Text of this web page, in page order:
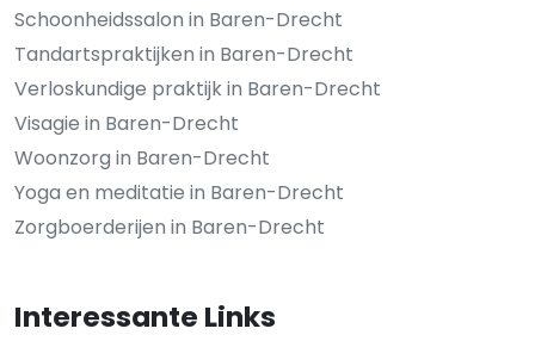
Schoonheidssalon in Baren-Drecht
Tandartspraktijken in Baren-Drecht
Verloskundige praktijk in Baren-Drecht
Visagie in Baren-Drecht
Woonzorg in Baren-Drecht
Yoga en meditatie in Baren-Drecht
Zorgboerderijen in Baren-Drecht
Interessante Links